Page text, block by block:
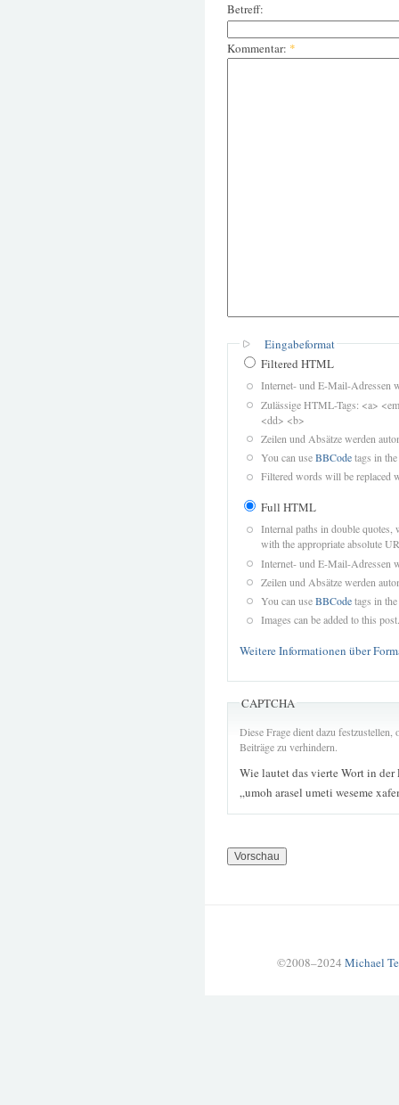
Betreff:
Kommentar: *
Eingabeformat
Filtered HTML
Internet- und E-Mail-Adressen
Zulässige HTML-Tags: <a>
<dd> <b>
Zeilen und Absätze werden
You can useBBCodetags in
Filtered words will be replaced
Full HTML
Internal paths in double quotes,
with the appropriate absolute
Internet- und E-Mail-Adressen
Zeilen und Absätze werden
You can useBBCodetags in
Images can be added to this post.
Weitere Informationen über
CAPTCHA
Diese Frage dient dazu
Beiträge zu verhindern.
Wie lautet das vierte Wort in der
„umoh arasel umeti weseme
©2008–2024 Michael